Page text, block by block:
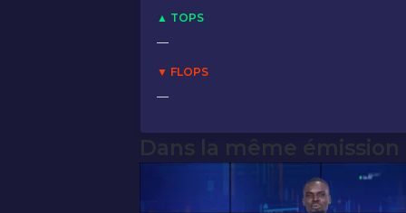
▲ TOPS
—
▼ FLOPS
—
Dans la même émission